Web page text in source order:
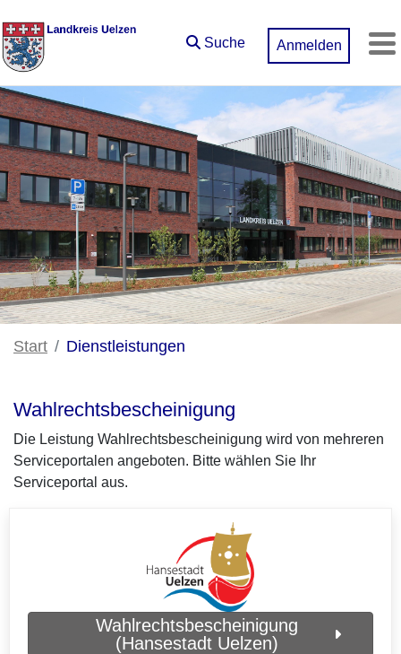
Suche Anmelden
Start Dienstleistungen
Wahlrechtsbescheinigung
Die Leistung Wahlrechtsbescheinigung wird von mehreren
Serviceportalen angeboten. Bitte wählen Sie Ihr
Serviceportal aus.
Wahlrechtsbescheinigung
(Hansestadt Uelzen)